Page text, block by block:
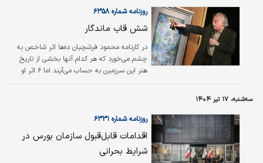
روزنامه شماره ۶۳۵۸
شش قاب ماندگار
در کارنامه محمود فرشچیان ده‌ها اثر شاخص به
چشم می‌خورد که هر کدام آنها بخشی از تاریخ
هنر این سرزمین به حساب می‌آیند اما ۶ اثر او
سه‌شنبه، ۱۷ تیر ۱۴۰۴
روزنامه شماره ۶۳۳۱
اقدامات قابل‌قبول سازمان بورس در
شرایط بحرانی